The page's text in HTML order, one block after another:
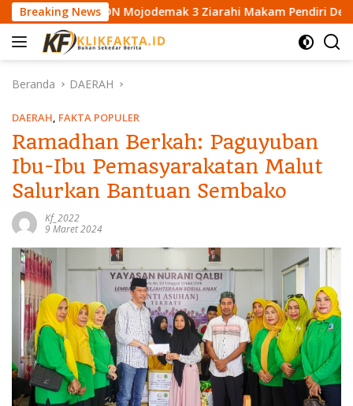
a
Breaking News
SDN Mojodemak 3 Ziarahi Makam Pendiri Desa
Beranda DAERAH
DAERAH, FAKTA POPULER
Ramadhan Berkah: Paguyuban
Ibu-Ibu Pemasyarakatan Malut
Salurkan Bantuan Sembako
Kf_2022
9 Maret 2024